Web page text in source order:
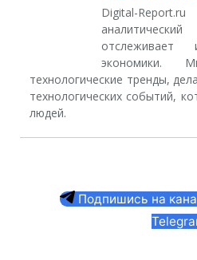
Digital-
отслеживает
экономики.
технологические тренды,
технологических событий,
людей.
Подпишись на